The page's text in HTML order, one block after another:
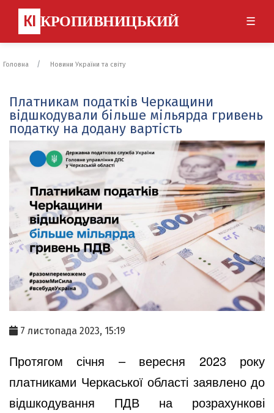
КІ КРОПИВНИЦЬКИЙ ☰
Головна Новини України та світу
Платникам податків Черкащини
відшкодували більше мільярда гривень
податку на додану вартість
7 листопада 2023, 15:19
Протягом січня – вересня 2023 року
платниками Черкаської області заявлено до
відшкодування ПДВ на розрахункові